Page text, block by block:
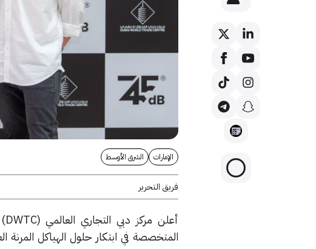
الإمارات الشرق الأوسط
فريق التحرير
المتخصصة في ابتكار حلول الهياكل